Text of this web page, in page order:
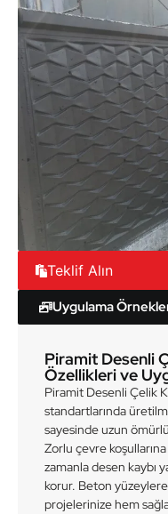
Teklif Alın
Uygulama
Piramit Desenli
Özellikleri ve
Piramit Desenli Çelik
standartlarında
sayesinde uzun
Zorlu çevre
zamanla desen kaybı
korur. Beton
projelerinize hem